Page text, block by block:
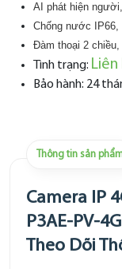
AI phát hiện
Chống nước IP66,
Đàm thoại 2
Tình trạng: Liên
Bảo hành: 24
Thông tin sản
Camera IP
P3AE-PV-
Theo Dõi